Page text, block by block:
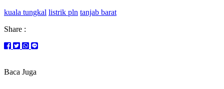
kuala tungkal listrik pln tanjab barat
Share :
Baca Juga